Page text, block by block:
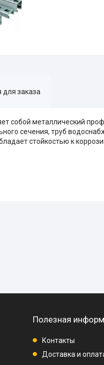
заказа
металлический
сечения, труб
стойкостью к
Полезная
Контакты
Доставка и